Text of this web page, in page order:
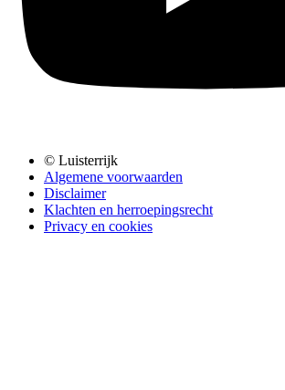
© Luisterrijk
Algemene voorwaarden
Disclaimer
Klachten en herroepingsrecht
Privacy en cookies